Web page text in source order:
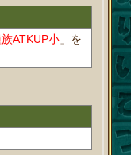
ATKUP小」を